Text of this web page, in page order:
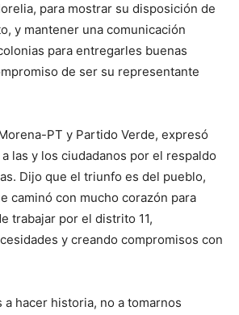
para mostrar su disposición de
y mantener una comunicación
para entregarles buenas
de ser su representante
PT y Partido Verde, expresó
las y los ciudadanos por el respaldo
Dijo que el triunfo es del pueblo,
caminó con mucho corazón para
trabajar por el distrito 11,
y creando compromisos con
a hacer historia, no a tomarnos